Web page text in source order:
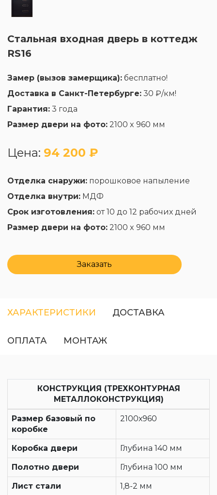
Стальная входная дверь в коттедж
RS16
Замер (вызов замерщика): бесплатно!
Доставка в Санкт-Петербурге: 30 ₽/км!
Гарантия: 3 года
Размер двери на фото: 2100 x 960 мм
Цена: 94 200 ₽
Отделка снаружи: порошковое напыление
Отделка внутри: МДФ
Срок изготовления: от 10 до 12 рабочих дней
Размер двери на фото: 2100 x 960 мм
Заказать
ХАРАКТЕРИСТИКИ ДОСТАВКА
ОПЛАТА МОНТАЖ
КОНСТРУКЦИЯ (ТРЕХКОНТУРНАЯ
МЕТАЛЛОКОНСТРУКЦИЯ)
Размер базовый по
коробке
2100х960
Коробка двери Глубина 140 мм
Полотно двери Глубина 100 мм
Лист стали 1,8-2 мм